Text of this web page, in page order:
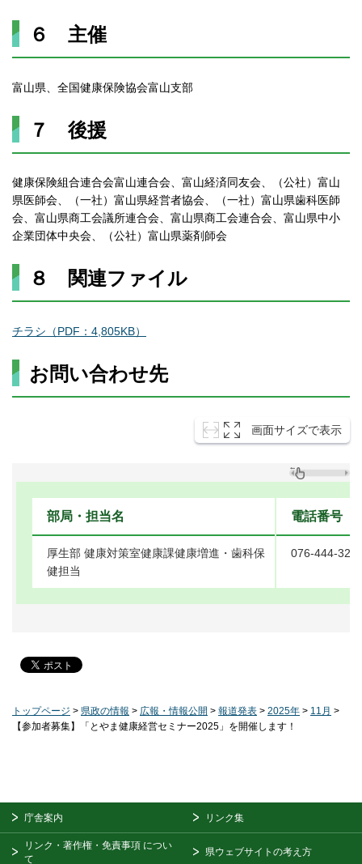
６ 主催
富山県、全国健康保険協会富山支部
７ 後援
健康保険組合連合会富山連合会、富山経済同友会、（公社）富山
県医師会、（一社）富山県経営者協会、（一社）富山県歯科医師
会、富山県商工会議所連合会、富山県商工会連合会、富山県中小
企業団体中央会、（公社）富山県薬剤師会
８ 関連ファイル
チラシ（PDF：4,805KB）
お問い合わせ先
画面サイズで表示
部局・担当名 電話番号
厚生部 健康対策室健康課健康増進・歯科保
健担当
076-444-
トップページ > 県政の情報 > 広報・情報公開 > 報道発表 > 2025年 > 11月 >
【参加者募集】「とやま健康経営セミナー2025」を開催します！
庁舎案内 リンク集
リンク・著作権・免責事項 につい
て
県ウェブサイトの考え方